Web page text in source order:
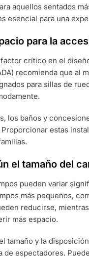
aquellos sentados
esencial para una
para la
crítico en el
recomienda que al
para sillas de
los baños y
estas
el tamaño del
pueden variar
más pequeños,
reducirse,
más espacio.
tamaño y la
de espectadores.